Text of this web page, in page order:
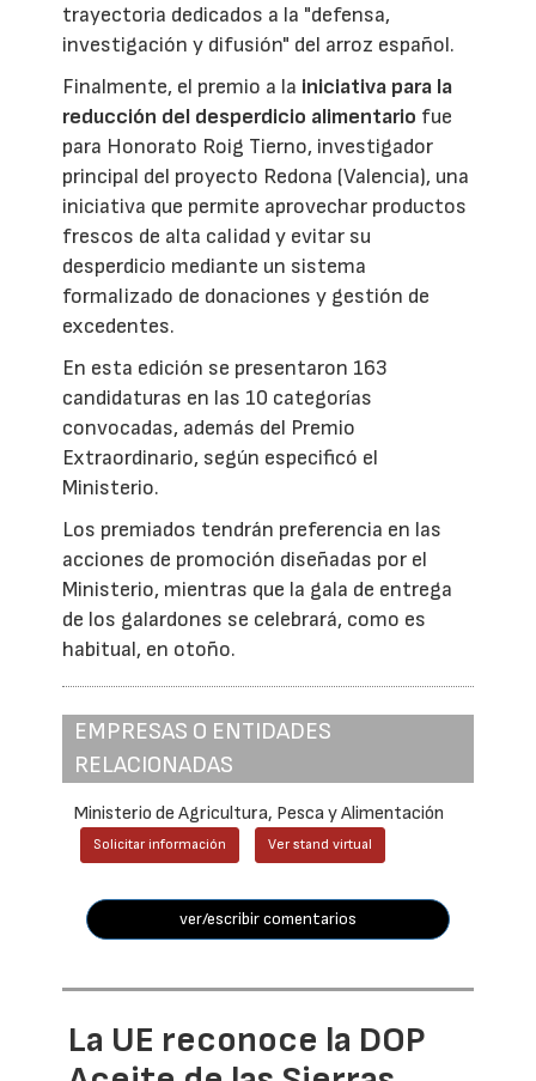
trayectoria dedicados a la "defensa,
investigación y difusión" del arroz español.
Finalmente, el premio a la iniciativa para la
reducción del desperdicio alimentario fue
para Honorato Roig Tierno, investigador
principal del proyecto Redona (Valencia), una
iniciativa que permite aprovechar productos
frescos de alta calidad y evitar su
desperdicio mediante un sistema
formalizado de donaciones y gestión de
excedentes.
En esta edición se presentaron 163
candidaturas en las 10 categorías
convocadas, además del Premio
Extraordinario, según especificó el
Ministerio.
Los premiados tendrán preferencia en las
acciones de promoción diseñadas por el
Ministerio, mientras que la gala de entrega
de los galardones se celebrará, como es
habitual, en otoño.
EMPRESAS O ENTIDADES
RELACIONADAS
Ministerio de Agricultura, Pesca y Alimentación
Solicitar información Ver stand virtual
ver/escribir comentarios
La UE reconoce la DOP